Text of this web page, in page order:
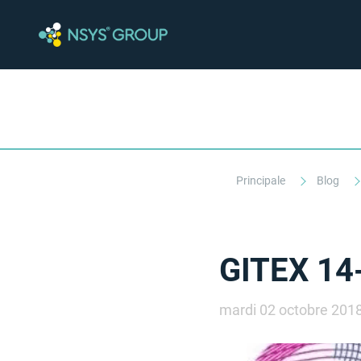
Principale Blog
GITEX
mardi 02 octobre